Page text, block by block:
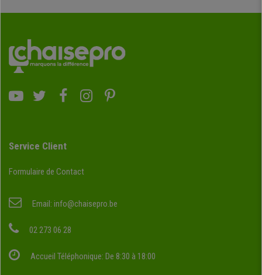
Service Client
Formulaire de Contact
Email: info@chaisepro.be
02 273 06 28
Accueil Téléphonique: De 8:30 à 18:00